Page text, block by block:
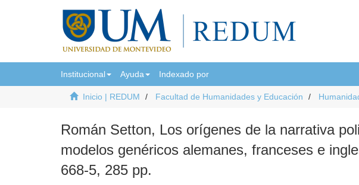
Institucional Ayuda Indexado por
Inicio | REDUM Facultad de Humanidades y Educación
Román Setton, Los orígenes de la narrativa
modelos genéricos alemanes, franceses e
668-5, 285 pp.